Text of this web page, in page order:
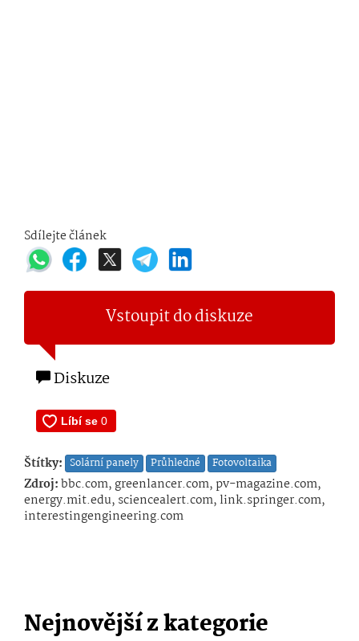
Sdílejte článek
Vstoupit do diskuze
Diskuze
Štítky: Solární panely Průhledné Fotovoltaika
Zdroj:bbc.com, greenlancer.com, pv-magazine.com,
energy.mit.edu, sciencealert.com, link.springer.com,
interestingengineering.com
Nejnovější z kategorie